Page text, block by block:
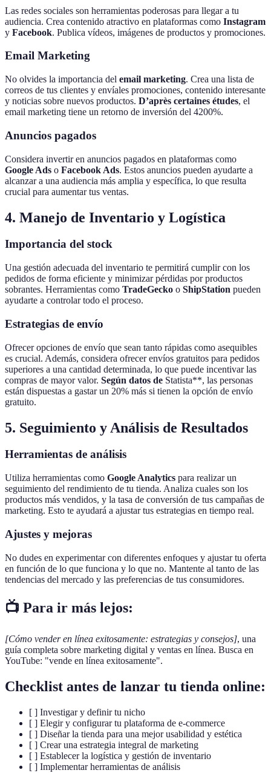
Las redes sociales son herramientas poderosas para llegar a tu
audiencia. Crea contenido atractivo en plataformas como Instagram
y Facebook. Publica vídeos, imágenes de productos y promociones.
Email Marketing
No olvides la importancia del email marketing. Crea una lista de
correos de tus clientes y envíales promociones, contenido interesante
y noticias sobre nuevos productos. D’après certaines études, el
email marketing tiene un retorno de inversión del 4200%.
Anuncios pagados
Considera invertir en anuncios pagados en plataformas como
Google Ads o Facebook Ads. Estos anuncios pueden ayudarte a
alcanzar a una audiencia más amplia y específica, lo que resulta
crucial para aumentar tus ventas.
4. Manejo de Inventario y Logística
Importancia del stock
Una gestión adecuada del inventario te permitirá cumplir con los
pedidos de forma eficiente y minimizar pérdidas por productos
sobrantes. Herramientas como TradeGecko o ShipStation pueden
ayudarte a controlar todo el proceso.
Estrategias de envío
Ofrecer opciones de envío que sean tanto rápidas como asequibles
es crucial. Además, considera ofrecer envíos gratuitos para pedidos
superiores a una cantidad determinada, lo que puede incentivar las
compras de mayor valor. Según datos de Statista**, las personas
están dispuestas a gastar un 20% más si tienen la opción de envío
gratuito.
5. Seguimiento y Análisis de Resultados
Herramientas de análisis
Utiliza herramientas como Google Analytics para realizar un
seguimiento del rendimiento de tu tienda. Analiza cuales son los
productos más vendidos, y la tasa de conversión de tus campañas de
marketing. Esto te ayudará a ajustar tus estrategias en tiempo real.
Ajustes y mejoras
No dudes en experimentar con diferentes enfoques y ajustar tu oferta
en función de lo que funciona y lo que no. Mantente al tanto de las
tendencias del mercado y las preferencias de tus consumidores.
📺 Para ir más lejos:
[Cómo vender en línea exitosamente: estrategias y consejos], una
guía completa sobre marketing digital y ventas en línea. Busca en
YouTube: "vende en línea exitosamente".
Checklist antes de lanzar tu tienda online:
[ ] Investigar y definir tu nicho
[ ] Elegir y configurar tu plataforma de e-commerce
[ ] Diseñar la tienda para una mejor usabilidad y estética
[ ] Crear una estrategia integral de marketing
[ ] Establecer la logística y gestión de inventario
[ ] Implementar herramientas de análisis